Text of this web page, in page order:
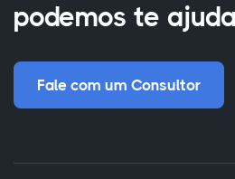
podemos te
Fale com um Consultor